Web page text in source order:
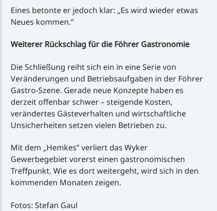
Eines betonte er jedoch klar: „Es wird wieder etwas
Neues kommen.“
Weiterer Rückschlag für die Föhrer Gastronomie
Die Schließung reiht sich ein in eine Serie von
Veränderungen und Betriebsaufgaben in der Föhrer
Gastro-Szene. Gerade neue Konzepte haben es
derzeit offenbar schwer – steigende Kosten,
verändertes Gästeverhalten und wirtschaftliche
Unsicherheiten setzen vielen Betrieben zu.
Mit dem „Hemkes” verliert das Wyker
Gewerbegebiet vorerst einen gastronomischen
Treffpunkt. Wie es dort weitergeht, wird sich in den
kommenden Monaten zeigen.
Fotos: Stefan Gaul